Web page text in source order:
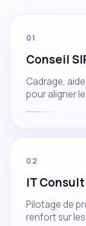
01
Conseil
Cadrage,
pour aligner
02
IT
Pilotage de
renfort sur